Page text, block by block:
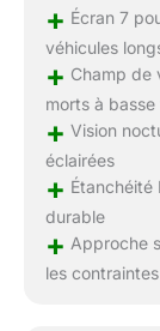
+ Écran 7
véhicules
+ Champ de
morts à
+ Vision
éclairées
+ Étanchéité
durable
+ Approche
les